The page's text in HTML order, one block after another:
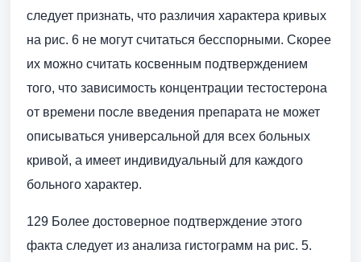
следует признать, что различия характера кривых
на рис. 6 не могут считаться бесспорными. Скорее
их можно считать косвенным подтверждением
того, что зависимость концентрации тестостерона
от времени после введения препарата не может
описываться универсальной для всех больных
кривой, а имеет индивидуальный для каждого
больного характер.
129 Более достоверное подтверждение этого
факта следует из анализа гистограмм на рис. 5.